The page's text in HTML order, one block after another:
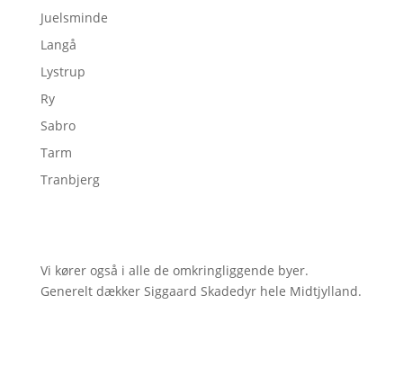
Juelsminde
Langå
Lystrup
Ry
Sabro
Tarm
Tranbjerg
Vi kører også i alle de omkringliggende byer.
Generelt dækker Siggaard Skadedyr hele Midtjylland.